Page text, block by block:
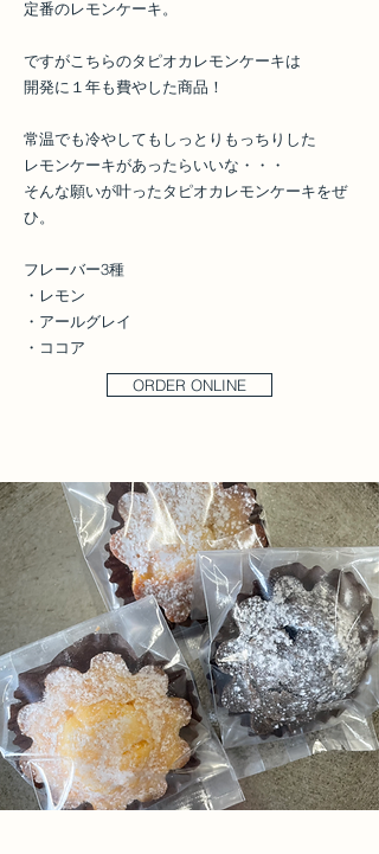
定番のレモンケーキ。
ですがこちらのタピオカレモンケーキは
開発に１年も費やした商品！
常温でも冷やしてもしっとりもっちりした
レモンケーキがあったらいいな・・・
そんな願いが叶ったタピオカレモンケーキをぜ
ひ。
フレーバー3種
・レモン
・アールグレイ
・ココア
ORDER ONLINE